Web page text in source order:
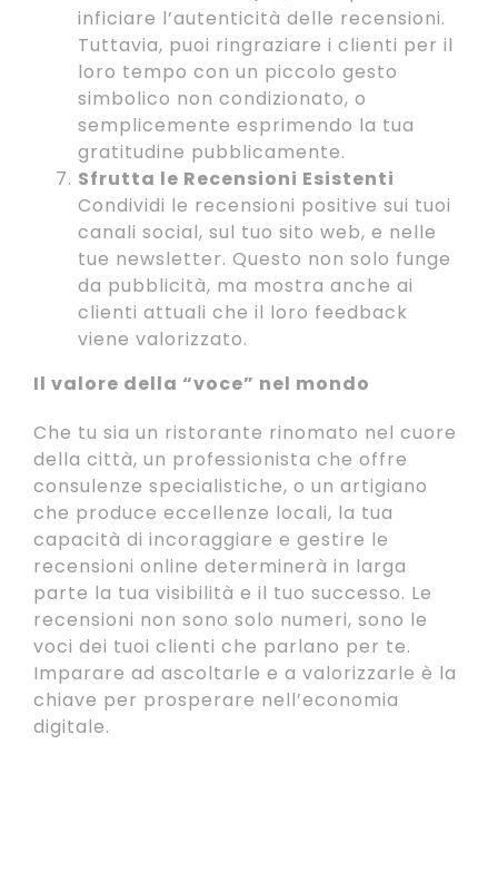
inficiare l’autenticità delle recensioni.
Tuttavia, puoi ringraziare i clienti per il
loro tempo con un piccolo gesto
simbolico non condizionato, o
semplicemente esprimendo la tua
gratitudine pubblicamente.
Sfrutta le Recensioni Esistenti
Condividi le recensioni positive sui tuoi
canali social, sul tuo sito web, e nelle
tue newsletter. Questo non solo funge
da pubblicità, ma mostra anche ai
clienti attuali che il loro feedback
viene valorizzato.
Il valore della “voce” nel mondo
Che tu sia un ristorante rinomato nel cuore
della città, un professionista che offre
consulenze specialistiche, o un artigiano
che produce eccellenze locali, la tua
capacità di incoraggiare e gestire le
recensioni online determinerà in larga
parte la tua visibilità e il tuo successo. Le
recensioni non sono solo numeri, sono le
voci dei tuoi clienti che parlano per te.
Imparare ad ascoltarle e a valorizzarle è la
chiave per prosperare nell’economia
digitale.